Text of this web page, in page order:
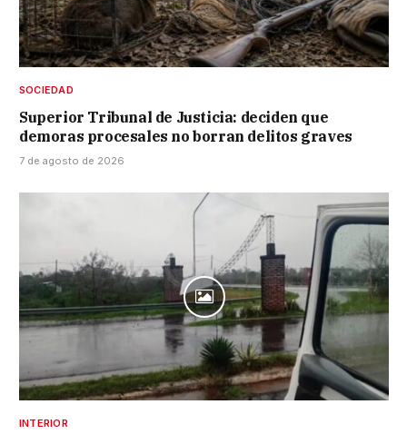
SOCIEDAD
Superior Tribunal de Justicia: deciden que
demoras procesales no borran delitos graves
7 de agosto de 2026
INTERIOR